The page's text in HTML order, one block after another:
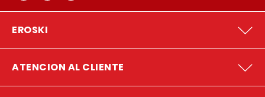
EROSKI
ATENCION AL CLIENTE